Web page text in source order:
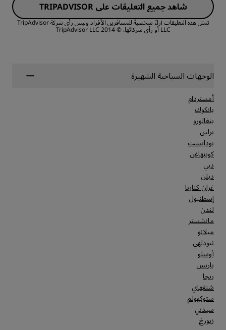
الخدمة
القيمة
الموقع
النظافة
شاهد جميع التعليقات على TRIPADVISOR
تمثل هذه التعليقات آراءً شخصيةً للمسافرين الأفراد وليس رأي شركة TripAdvisor
LLC أو رأي شركائها.
© 2014 TripAdvisor LLC
الوجهات السياحية الشهيرة
أمستردام
بانكوك
بنغالورو
برلين
بودابست
كوبنهاغن
دبي
دبلن
غران كناريا
إسطنبول
لندن
مانشستر
ميلانو
نيودلهي
أوسلو
باريس
ريجا
شنغهاي
ستوكهولم
سيدني
زيورخ